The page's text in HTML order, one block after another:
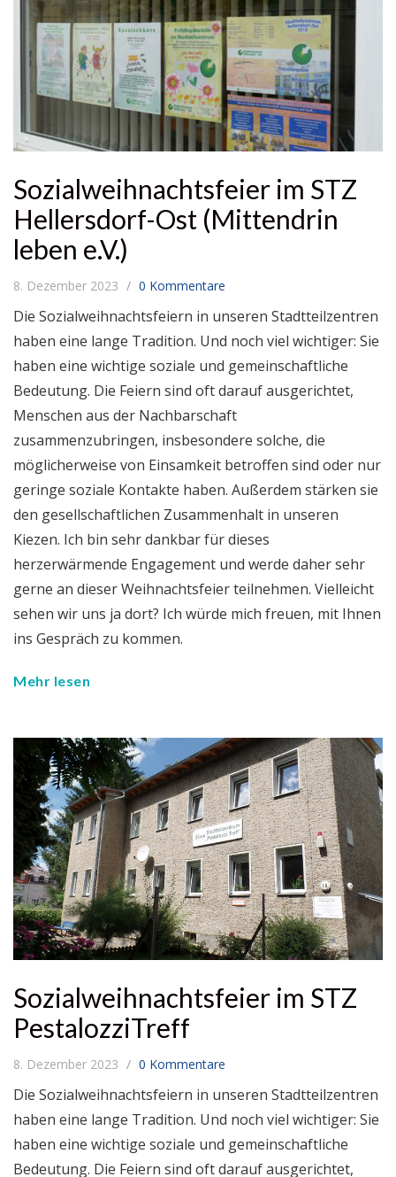
Sozialweihnachtsfeier im STZ
Hellersdorf-Ost (Mittendrin
leben e.V.)
8. Dezember 2023 0 Kommentare
Die Sozialweihnachtsfeiern in unseren Stadtteilzentren
haben eine lange Tradition. Und noch viel wichtiger: Sie
haben eine wichtige soziale und gemeinschaftliche
Bedeutung. Die Feiern sind oft darauf ausgerichtet,
Menschen aus der Nachbarschaft
zusammenzubringen, insbesondere solche, die
möglicherweise von Einsamkeit betroffen sind oder nur
geringe soziale Kontakte haben. Außerdem stärken sie
den gesellschaftlichen Zusammenhalt in unseren
Kiezen. Ich bin sehr dankbar für dieses
herzerwärmende Engagement und werde daher sehr
gerne an dieser Weihnachtsfeier teilnehmen. Vielleicht
sehen wir uns ja dort? Ich würde mich freuen, mit Ihnen
ins Gespräch zu kommen.
Mehr lesen
Sozialweihnachtsfeier im STZ
PestalozziTreff
8. Dezember 2023 0 Kommentare
Die Sozialweihnachtsfeiern in unseren Stadtteilzentren
haben eine lange Tradition. Und noch viel wichtiger: Sie
haben eine wichtige soziale und gemeinschaftliche
Bedeutung. Die Feiern sind oft darauf ausgerichtet,